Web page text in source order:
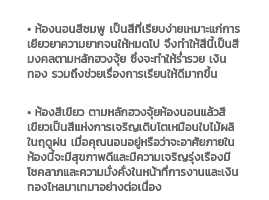
• ห้องนอนสีชมพู เป็นสีที่เรียบง่ายเหมาะแก่การ
เยียวยาความยากจนให้หมดไป จึงทำให้สีนี้เป็นสี
มงคลตามหลักฮวงจุ้ย ซึ่งจะทำให้ร่ำรวย เงิน
ทอง รวมถึงช่วยเรื่องการเรียนให้ดีมากขึ้น
• ห้องสีเขียว ตามหลักฮวงจุ้ยห้องนอนแล้วสี
เขียวเป็นสีแห่งการเจริญเติบโตเหมือนใบไม้ผลิ
ในฤดูฝน เมื่อคุณนอนอยู่หรือว่าจะอาศัยภายใน
ห้องนี้จะมีสุขภาพดีและมีความเจริญรุ่งเรืองมี
โชคลาภและความมั่งคั่งในหน้าที่การงานและเงิน
ทองไหลมาเทมาอย่างต่อเนื่อง